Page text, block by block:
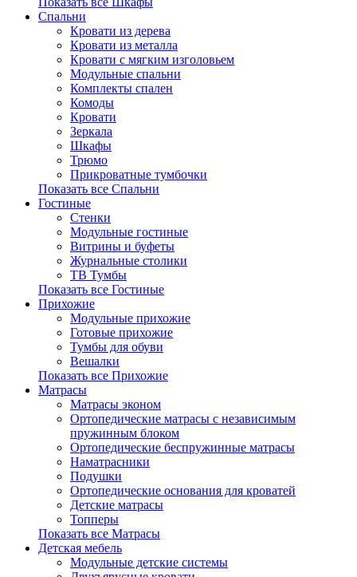
Спальни
Кровати из дерева
Кровати из металла
Кровати с мягким изголовьем
Модульные спальни
Комплекты спален
Комоды
Кровати
Зеркала
Шкафы
Трюмо
Прикроватные тумбочки
Показать все Спальни
Гостиные
Стенки
Модульные гостиные
Витрины и буфеты
Журнальные столики
ТВ Тумбы
Показать все Гостиные
Прихожие
Модульные прихожие
Готовые прихожие
Тумбы для обуви
Вешалки
Показать все Прихожие
Матрасы
Матрасы эконом
Ортопедические матрасы с независимым
пружинным блоком
Ортопедические беспружинные матрасы
Наматрасники
Подушки
Ортопедические основания для кроватей
Детские матрасы
Топперы
Показать все Матрасы
Детская мебель
Модульные детские системы